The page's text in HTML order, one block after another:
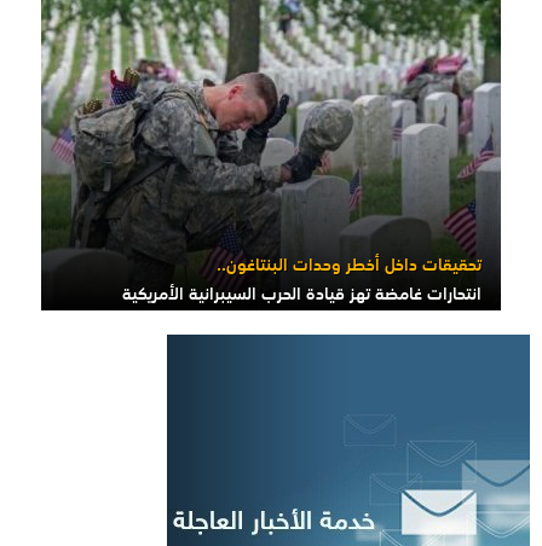
تحقيقات داخل أخطر وحدات البنتاغون..
انتحارات غامضة تهز قيادة الحرب السيبرانية الأمريكية